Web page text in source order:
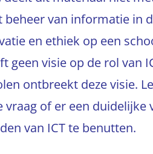
van informatie in
en ethiek op een
geen visie op de rol van
ontbreekt deze visie.
of er een duidelijke
van ICT te benutten.